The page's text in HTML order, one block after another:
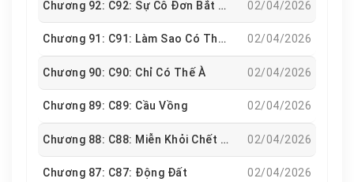
Chương 92: C92: Sự Cô Đơn Bắt Nguồn Từ Sự Vô Địch 02/04/2026
Chương 91: C91: Làm Sao Có Thể Như Vậy 02/04/2026
Chương 90: C90: Chỉ Có Thế À 02/04/2026
Chương 89: C89: Cầu Vồng 02/04/2026
Chương 88: C88: Miễn Khỏi Chết Là Được Rồi 02/04/2026
Chương 87: C87: Động Đất 02/04/2026